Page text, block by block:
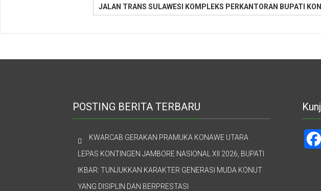
JALAN TRANS SULAWESI KOMPLEKS PERKANTORAN BUPATI
POSTING BERITA TERBARU
KWARCAB GERAKAN PRAMUKA KONAWE UTARA
LEPAS KONTINGEN JAMBORE NASIONAL XII 2026, BUPATI
IKBAR: TUNJUKKAN KARAKTER GENERASI MUDA KONUT
YANG DISIPLIN DAN BERPRESTASI